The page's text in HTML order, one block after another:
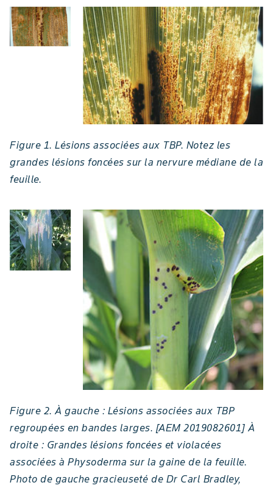
Figure 1. Lésions associées aux TBP. Notez les
grandes lésions foncées sur la nervure médiane de la
feuille.
Figure 2. À gauche : Lésions associées aux TBP
regroupées en bandes larges. [AEM 2019082601] À
droite : Grandes lésions foncées et violacées
associées à Physoderma sur la gaine de la feuille.
Photo de gauche gracieuseté de Dr Carl Bradley,